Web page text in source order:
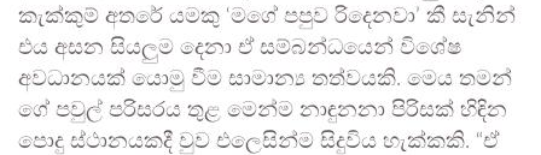
කැක්කුම් අතරේ යමකු ‘මගේ පපුව රිදෙනවා’ කී සැනින්
එය අසන සියලුම දෙනා ඒ සම්බන්ධයෙන් විශේෂ
අවධානයක් යොමු වීම සාමාන්‍ය තත්වයකි. මෙය තමන්
ගේ පවුල් පරිසරය තුළ මෙන්ම නාඳුනනා පිරිසක් හිඳින
පොදු ස්ථානයකදී වුව එලෙසින්ම සිදුවිය හැක්කකි. “ඒ